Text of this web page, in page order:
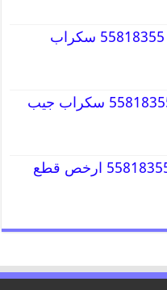
قطع غيار باجيرو 55818355 سكراب
قطع غيار جيب 55818355 سكراب جيب
قطع غيار دودج 55818355 ارخص قطع